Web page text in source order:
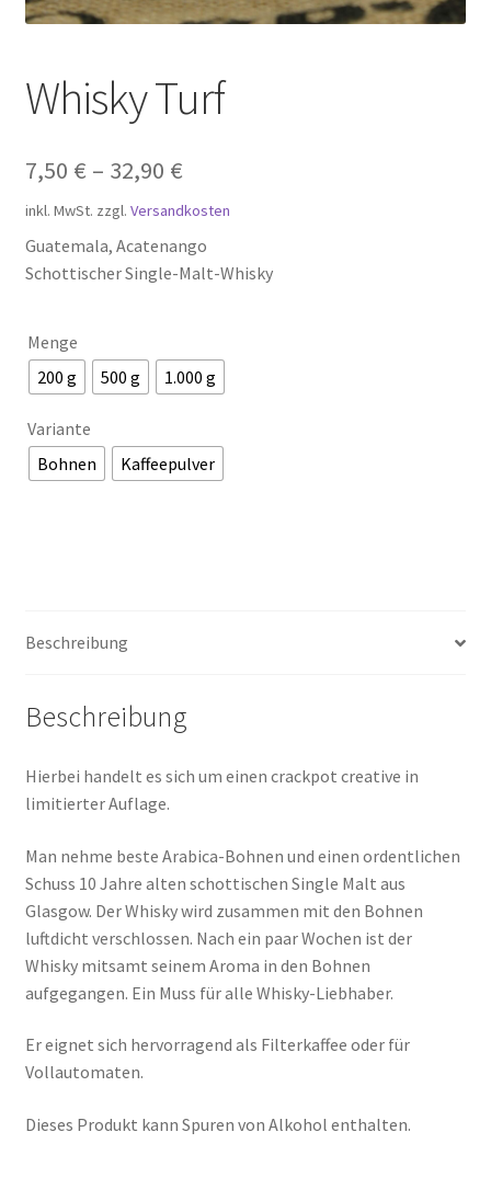
Whisky Turf
7,50 € – 32,90 €
inkl. MwSt. zzgl. Versandkosten
Guatemala, Acatenango
Schottischer Single-Malt-Whisky
Menge
200 g
500 g 1.000 g
Variante
Bohnen
Kaffeepulver
Beschreibung
Beschreibung
Hierbei handelt es sich um einen crackpot creative in
limitierter Auflage.
Man nehme beste Arabica-Bohnen und einen ordentlichen
Schuss 10 Jahre alten schottischen Single Malt aus
Glasgow. Der Whisky wird zusammen mit den Bohnen
luftdicht verschlossen. Nach ein paar Wochen ist der
Whisky mitsamt seinem Aroma in den Bohnen
aufgegangen. Ein Muss für alle Whisky-Liebhaber.
Er eignet sich hervorragend als Filterkaffee oder für
Vollautomaten.
Dieses Produkt kann Spuren von Alkohol enthalten.